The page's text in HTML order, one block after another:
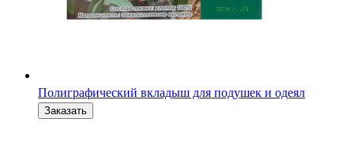
Полиграфический вкладыш для подушек и одеял